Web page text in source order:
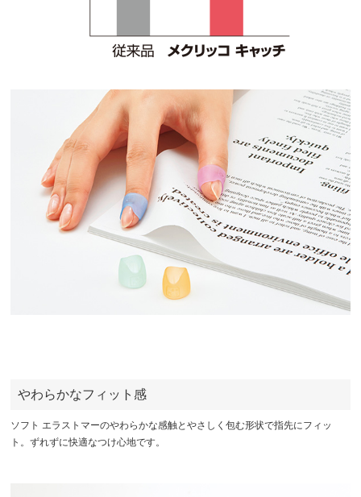
やわらかなフィット感
ソフト エラストマーのやわらかな感触とやさしく包む形状で指先にフィッ
ト。ずれずに快適なつけ心地です。